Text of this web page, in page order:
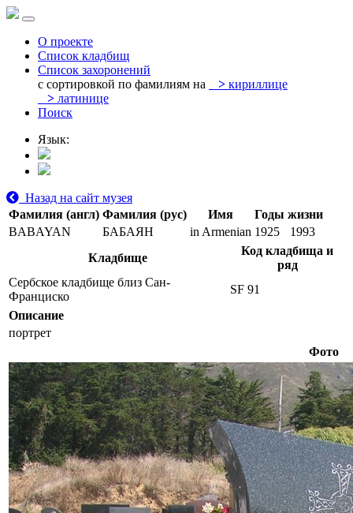
О проекте
Список кладбищ
Список захоронений
с сортировкой по фамилиям на
> кириллице
> латинице
Поиск
Язык:
Назад на сайт музея
Фамилия (англ) Фамилия (рус) Имя
Годы жизни
BABAYAN
БАБАЯН in Armenian 1925
1993
Кладбище
Код кладбища и
ряд
Сербское кладбище близ Сан-
Франциско
SF 91
Описание
портрет
Фото